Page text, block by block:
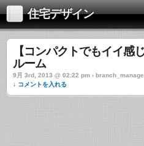
住宅デザイン
【コンパクトでもイイ感
ルーム
9月 3rd, 2013 @ 02:22 pm ›
↓ コメントを入れる